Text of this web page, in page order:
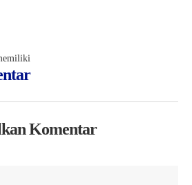
Komentar